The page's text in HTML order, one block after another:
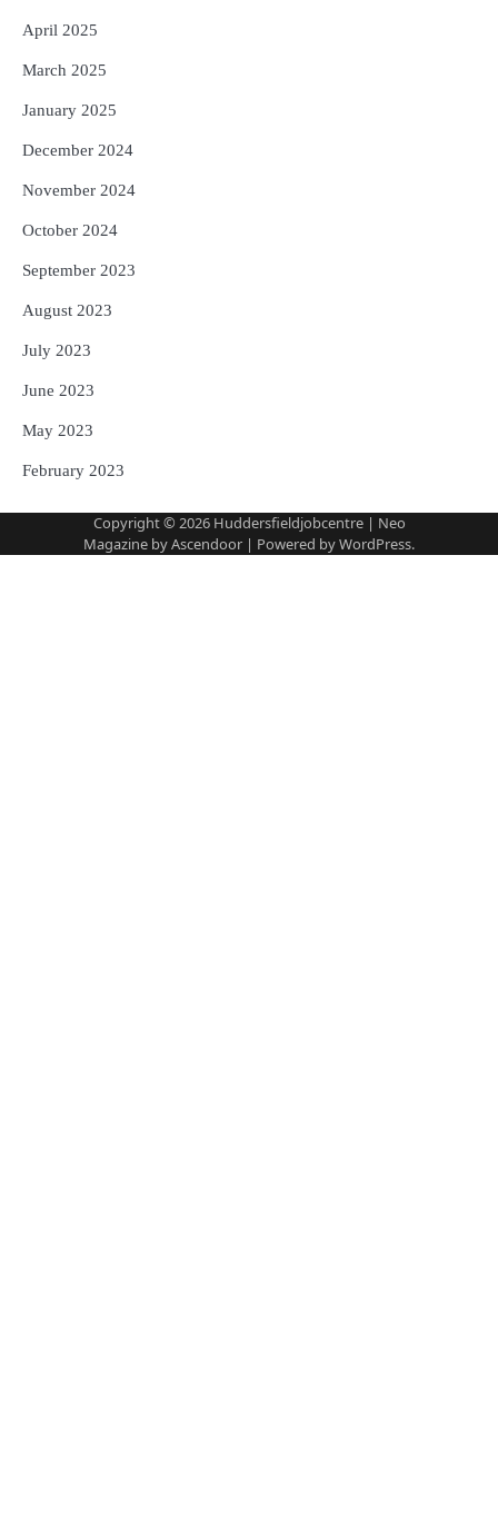
April 2025
March 2025
January 2025
December 2024
November 2024
October 2024
September 2023
August 2023
July 2023
June 2023
May 2023
February 2023
Copyright © 2026 Huddersfieldjobcentre| Neo
Magazine byAscendoor | Powered byWordPress.